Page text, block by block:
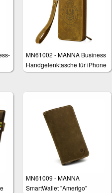
MN61002 - MANNA Business
Handgelenktasche für iPhone
6 und 6 Plus
MN61009 - MANNA
SmartWallet "Amerigo"